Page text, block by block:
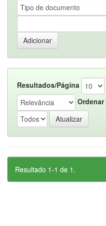
Resultados/Página
Ordenar
Resultado 1-1 de 1.